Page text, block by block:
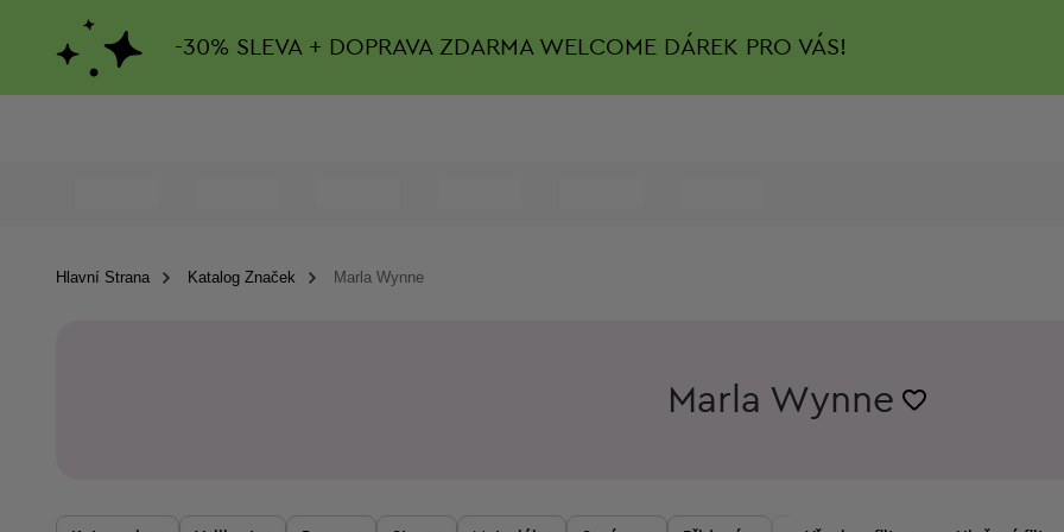
-30% SLEVA + DOPRAVA ZDARMAWELCOME DÁREK PRO VÁS!
Hlavní Strana Katalog Značek Marla Wynne
Marla Wynne